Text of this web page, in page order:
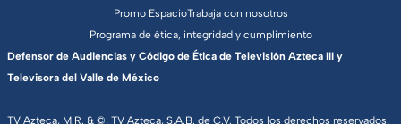
TV Azteca, M.R. & ©, TV Azteca, S.A.B. de C.V. Todos los derechos reservados,
Promo EspacioTrabaja con nosotros
Programa de ética, integridad y cumplimiento
Defensor de Audiencias y Código de Ética de Televisión Azteca III y
Televisora del Valle de México